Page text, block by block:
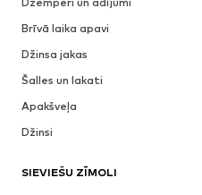
Brīvā laika apavi
Džinsa jakas
Šalles un lakati
Apakšveļa
Džinsi
SIEVIEŠU ZĪMOLI